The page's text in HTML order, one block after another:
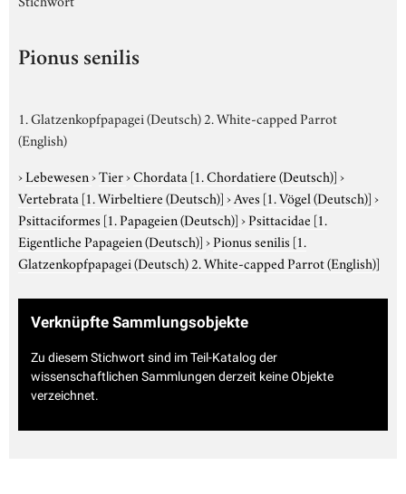
Pionus senilis
1. Glatzenkopfpapagei (Deutsch) 2. White-capped Parrot
(English)
›Lebewesen›Tier›Chordata [1. Chordatiere (Deutsch)]›
Vertebrata [1. Wirbeltiere (Deutsch)]›Aves [1. Vögel (Deutsch)]›
Psittaciformes [1. Papageien (Deutsch)]›Psittacidae [1.
Eigentliche Papageien (Deutsch)]›Pionus senilis [1.
Glatzenkopfpapagei (Deutsch) 2. White-capped Parrot (English)]
Verknüpfte Sammlungsobjekte
Zu diesem Stichwort sind im Teil-Katalog der
wissenschaftlichen Sammlungen derzeit keine Objekte
verzeichnet.